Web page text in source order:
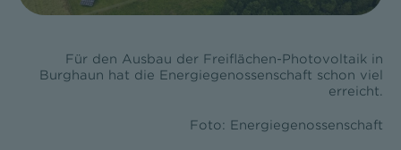
Für den Ausbau der Freiflächen-Photovoltaik in
Burghaun hat die Energiegenossenschaft schon viel
erreicht.
Foto: Energiegenossenschaft